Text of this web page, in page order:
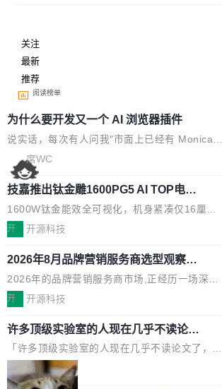
关注
最新
推荐
阅读榜单
为什么要开发又一个 AI 浏览器插件
说实话，每次有人问我"市面上已经有 Monica、
Sider、Copilot for Chrome 这些 AI 浏览器插件
了，你为什么还要再做一个"，我都觉得这个问题
问得好。 因为我自己也是从用户变成开发者的。
现有产品的天花板 我用过不少 AI 浏览器插件。
刚开始觉得都挺好——选中一段文字，弹出解
要。但用久了你会发现，它们本质上都是同一类
东西：一个带网页上下文的聊天框。 它们能读取
页面的文本，然后把文本丢给大模型，再返回一
段回答。仅此而已。 这当然有用，但总觉得差点
意思。比如我在一个后台管理系统里，需要填50
个表单字段，每个字段还有联动逻辑；比如我
想...
席WC
技嘉推出钛金雕1600PG5 AI TOP电
源：为发烧级主机与本地AI算力打造旗
舰供电方案
1600W钛金能效全可视化，机身紧凑仅16厘米
继2026台北电脑展首度亮相后，技嘉科技近日正
电源专为发烧级DIY主机与本地AI算力平台打
造，整机长度仅16厘米，提供1600W额定功率
与80PLUS钛金能效；支持ATX 3.1与PCIe 5.1
规范，结合服务器级元件、完善供电线材与内置
实时LCD监控屏，可充分满足当下高阶PC主机
的严苛使用需求。 澎湃功率，紧凑机身 钛金雕1
600PG5 AI TOP具备强悍输出功率，同时实现
机身尺寸大幅精简。整机长度仅16厘米，属于同
开 开源科技
2026年8月品牌营销服务商选型观察：
从流量思维到品牌资产思维的范式转移
2026年的品牌营销服务商市场,正经历一场深刻
的价值重构。全球全案品牌代理机构市场从2025
复合增长率达5.44%,预计2032年将突破120亿美
元。数字广告与公共关系相关服务市场更是从20
25年的8463亿美元扩张至2026年的8763亿美
元。数字的背后是一个清晰的事实——品牌对专
开 开源科技
许多顶级实验室的人现在几乎不读论文
了
「许多顶级实验室的人现在几乎不读论文了，而
且他们认为 ICLR/ICML/NeurIPS 充斥着大量过
度宣传和欺诈。」 OpenAI 研究员 Keller Jorda
局